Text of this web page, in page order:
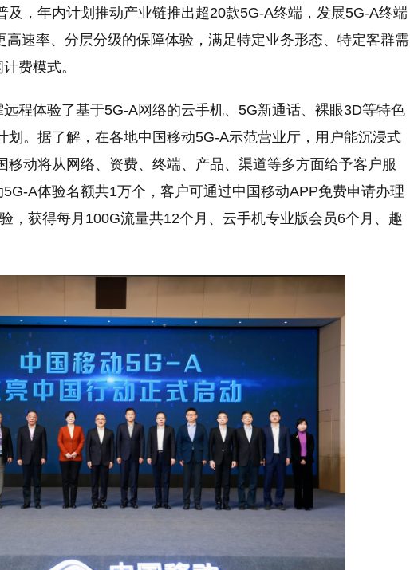
及，年内计划推动产业链推出超20款5G-A终端，发展5G-A终端
高速率、分层分级的保障体验，满足特定业务形态、特定客群需
费模式。
程体验了基于5G-A网络的云手机、5G新通话、裸眼3D等特色
划。据了解，在各地中国移动5G-A示范营业厅，用户能沉浸式
移动将从网络、资费、终端、产品、渠道等多方面给予客户服
A体验名额共1万个，客户可通过中国移动APP免费申请办理
，获得每月100G流量共12个月、云手机专业版会员6个月、趣